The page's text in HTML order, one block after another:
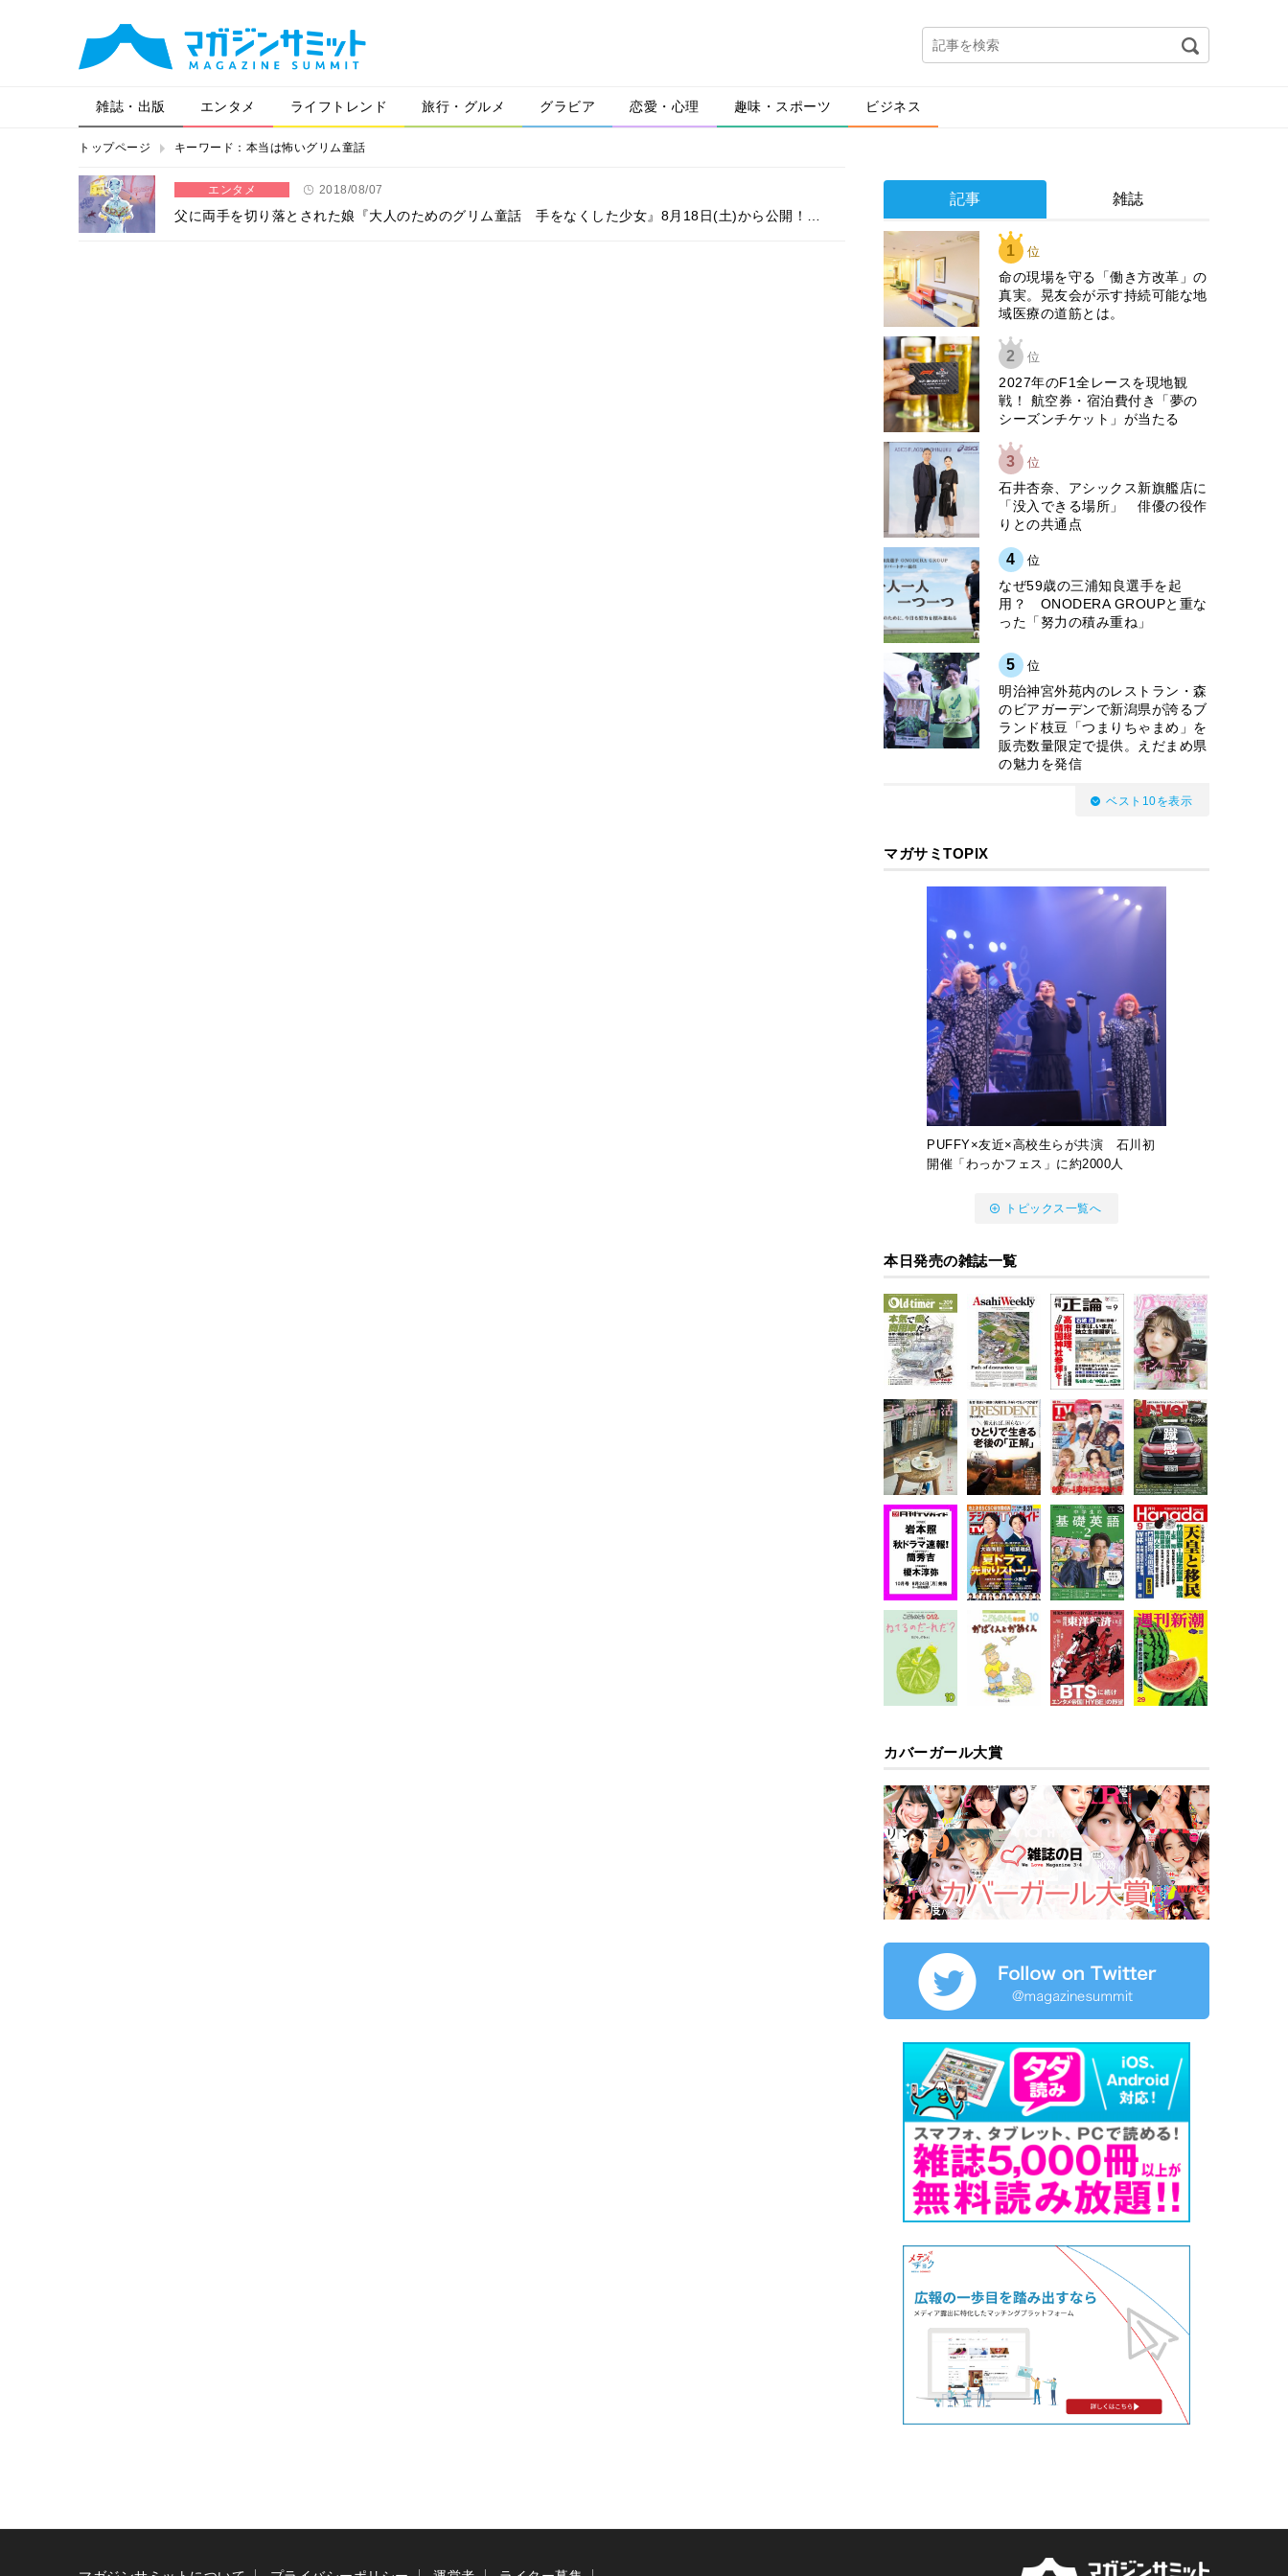
雑誌・出版 エンタメ ライフトレンド 旅行・グルメ グラビア 恋愛・心理 趣味・スポーツ ビジネス
トップページ キーワード：本当は怖いグリム童話
エンタメ 2018/08/07
父に両手を切り落とされた娘『大人のためのグリム童話 手をなくした少女』8月18日(土)から公開！…
記事 雑誌
1 位
​命の現場を守る「働き方改革」の
真実。晃友会が示す持続可能な地
域医療の道筋とは。
2 位
2027年のF1全レースを現地観
戦！ 航空券・宿泊費付き「夢の
シーズンチケット」が当たる
3 位
石井杏奈、アシックス新旗艦店に
「没入できる場所」 俳優の役作
りとの共通点
4 位
なぜ59歳の三浦知良選手を起
用？ ONODERA GROUPと重な
った「努力の積み重ね」
5 位
明治神宮外苑内のレストラン・森
のビアガーデンで新潟県が誇るブ
ランド枝豆「つまりちゃまめ」を
販売数量限定で提供。えだまめ県
の魅力を発信
ベスト10を表示
マガサミTOPIX
PUFFY×友近×高校生らが共演 石川初
開催「わっかフェス」に約2000人
トピックス一覧へ
本日発売の雑誌一覧
カバーガール大賞